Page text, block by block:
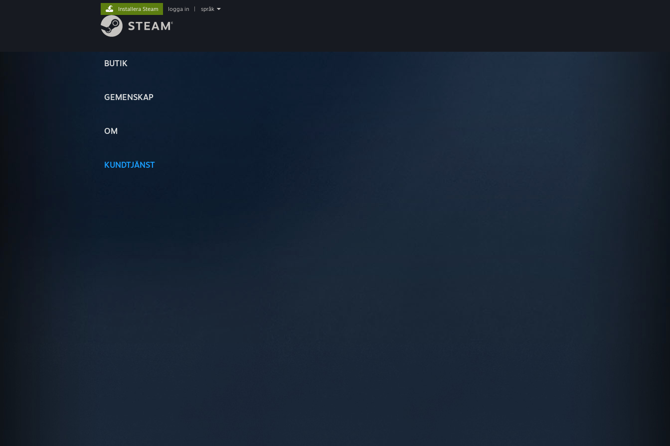
BUTIK
GEMENSKAP
OM
KUNDTJÄNST
Installera Steam logga in språk